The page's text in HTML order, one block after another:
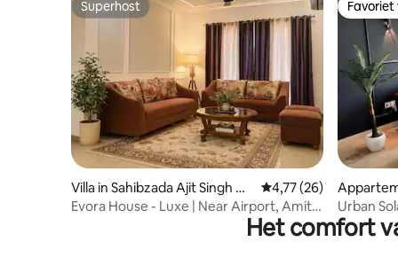
Superhost
Superhost
Villa in Sahibzada Ajit Singh Na
gar
Gemiddelde
4,77 (26)
Evora House - Luxe | Near Airport, Amity,
ngh
Urban
Het comfort